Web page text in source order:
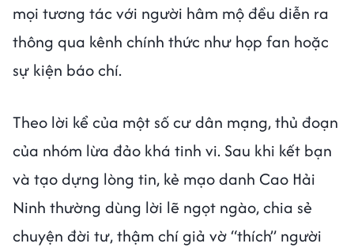
mọi tương tác với người hâm mộ đều diễn ra
thông qua kênh chính thức như họp fan hoặc
sự kiện báo chí.
Theo lời kể của một số cư dân mạng, thủ đoạn
của nhóm lừa đảo khá tinh vi. Sau khi kết bạn
và tạo dựng lòng tin, kẻ mạo danh Cao Hải
Ninh thường dùng lời lẽ ngọt ngào, chia sẻ
chuyện đời tư, thậm chí giả vờ “thích” người